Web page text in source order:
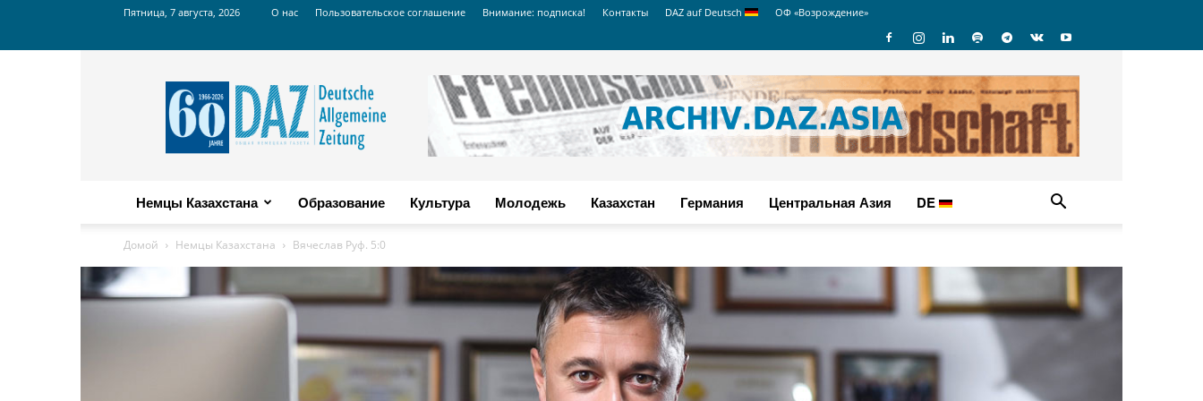
Пятница, 7 августа, 2026 О нас Пользовательское соглашение Внимание: подписка! Контакты DAZ auf Deutsch ОФ «Возрождение»
Russian
DAZ
Немцы Казахстана Образование Культура Молодежь Казахстан Германия Центральная Азия DE
Домой Немцы Казахстана Вячеслав Руф. 5:0